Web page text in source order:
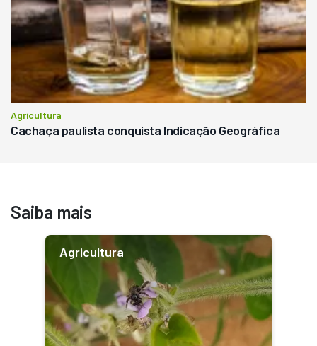
Agricultura
Cachaça paulista conquista Indicação Geográfica
Saiba mais
Agricultura